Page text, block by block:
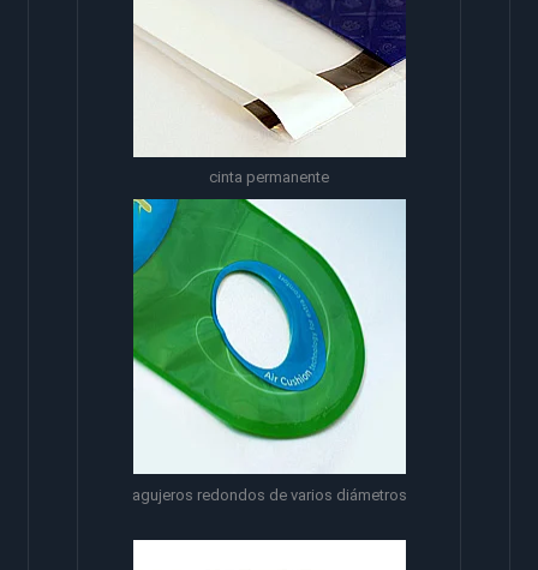
cinta permanente
agujeros redondos de varios diámetros